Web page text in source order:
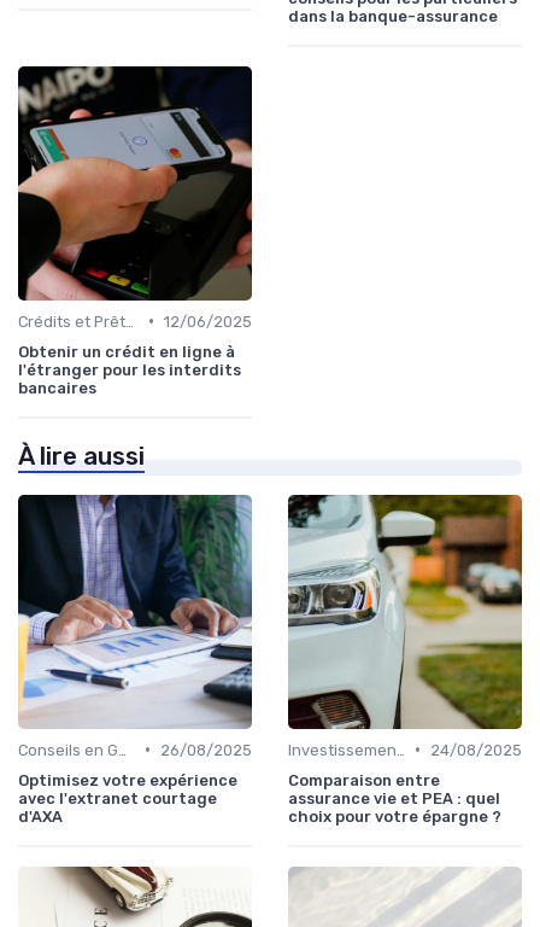
dans la banque-assurance
• 12/06/2025
Obtenir un crédit en ligne à
l'étranger pour les interdits
bancaires
À lire aussi
•
26/08/2025
Optimisez votre expérience
avec l'extranet courtage
d'AXA
•
24/08/2025
Comparaison entre
assurance vie et PEA : quel
choix pour votre épargne ?